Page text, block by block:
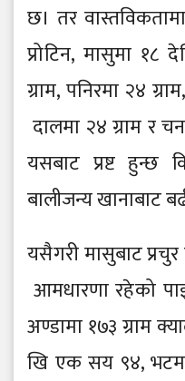
छ। तर
प्रो टिन, मासुमा १८
ग्राम, पनिरमा २४
दालमा २४ ग्राम र
यसबाट प्रष्ट हुन्छ
बालीजन्य खानाबाट
यसै गरी मासुबाट प्रचुर
आमधारणा रहे को
अण्डामा १७३ ग्राम
खि एक सय ९४,